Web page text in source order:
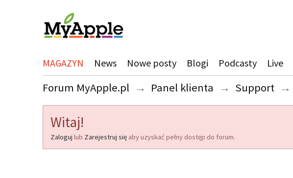
MAGAZYN News Nowe posty Blogi Podcasty Live
Forum MyApple.pl → Panel klienta → Support →
Witaj!
Zaloguj lub Zarejestruj się aby uzyskać pełny dostęp do forum.